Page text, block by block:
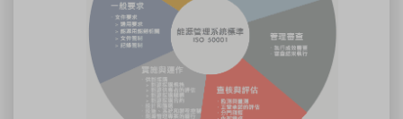
🚄 建議搭乘高鐵至臺中站後轉乘計程車
🚘 停車位有限，建議共乘或搭乘大眾運輸工具
🌱 大眾運輸每人每公里約可減少 67% 碳排放
🔥 線上報名｜火速搶位
名額有限，依完成報名及繳費順序保留名額，額滿即截止。